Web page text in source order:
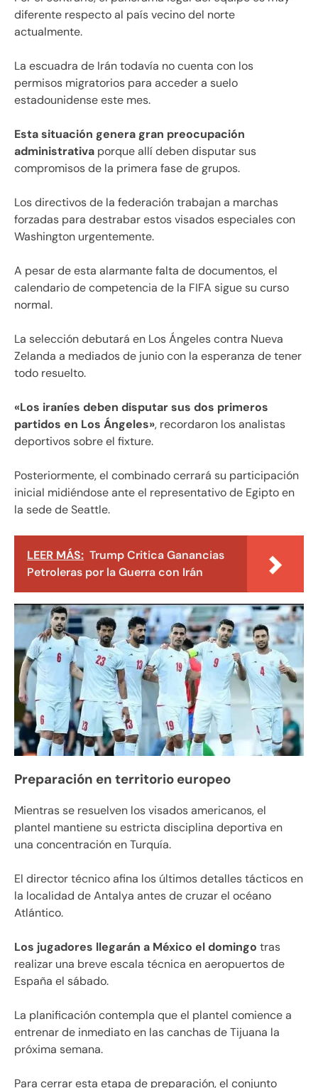
diferente respecto al país vecino del norte
actualmente.
La escuadra de Irán todavía no cuenta con los
permisos migratorios para acceder a suelo
estadounidense este mes.
Esta situación genera gran preocupación
administrativa porque allí deben disputar sus
compromisos de la primera fase de grupos.
Los directivos de la federación trabajan a marchas
forzadas para destrabar estos visados especiales con
Washington urgentemente.
A pesar de esta alarmante falta de documentos, el
calendario de competencia de la FIFA sigue su curso
normal.
La selección debutará en Los Ángeles contra Nueva
Zelanda a mediados de junio con la esperanza de tener
todo resuelto.
«Los iraníes deben disputar sus dos primeros
partidos en Los Ángeles», recordaron los analistas
deportivos sobre el fixture.
Posteriormente, el combinado cerrará su participación
inicial midiéndose ante el representativo de Egipto en
la sede de Seattle.
LEER MÁS: Trump Critica Ganancias
Petroleras por la Guerra con Irán
Preparación en territorio europeo
Mientras se resuelven los visados americanos, el
plantel mantiene su estricta disciplina deportiva en
una concentración en Turquía.
El director técnico afina los últimos detalles tácticos en
la localidad de Antalya antes de cruzar el océano
Atlántico.
Los jugadores llegarán a México el domingo tras
realizar una breve escala técnica en aeropuertos de
España el sábado.
La planificación contempla que el plantel comience a
entrenar de inmediato en las canchas de Tijuana la
próxima semana.
Para cerrar esta etapa de preparación, el conjunto